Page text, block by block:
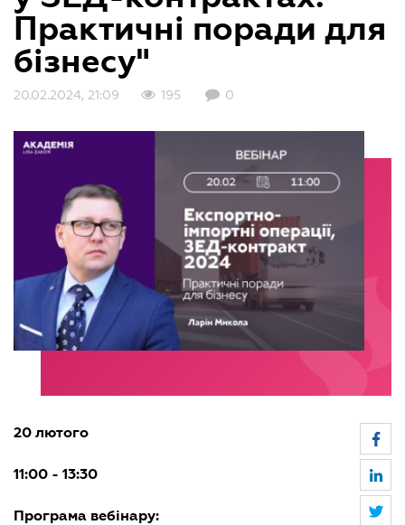
Практичні поради для
бізнесу"
20.02.2024, 21:09 195 0
20 лютого
11:00 - 13:30
Програма вебінару: